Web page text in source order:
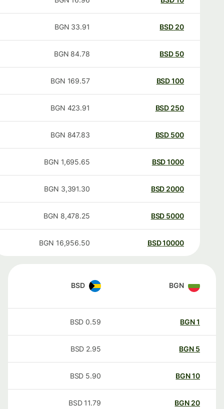
20
BSD
33.91
BGN
50
BSD
84.78
BGN
100
BSD
169.57
BGN
250
BSD
423.91
BGN
500
BSD
847.83
BGN
1000
BSD
1,695.65
BGN
2000
BSD
3,391.30
BGN
5000
BSD
8,478.25
BGN
10000
BSD
16,956.50
BGN
BGN
BSD
BGN
0.59
BSD
BGN
2.95
BSD
BGN
5.90
BSD
20
BGN
11.79
BSD